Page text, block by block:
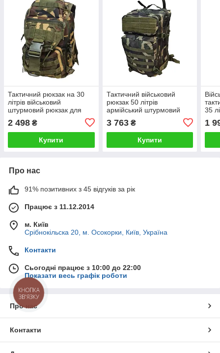
Тактичний рюкзак на 30
літрів військовий
штурмовий рюкзак для
мультикамі
2 498 ₴
Купити
Тактичний військовий
рюкзак 50 літрів
армійський штурмовий
для бійців ЗСУ похідний
3 763₴
Купити
35
1
Про нас
91% позитивних з 45 відгуків за рік
Працює з 11.12.2014
м. Київ
Срібнокільска 20, м. Осокорки, Київ, Україна
Контакти
Сьогодні працює з 10:00 до 22:00
Показати весь графік роботи
Про нас
Контакти
КНОПКА
ЗВ'ЯЗКУ